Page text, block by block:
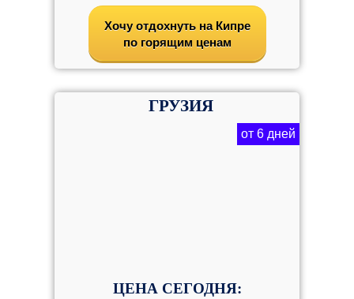
Хочу отдохнуть на Кипре
по горящим ценам
ГРУЗИЯ
от 6 дней
ЦЕНА СЕГОДНЯ: